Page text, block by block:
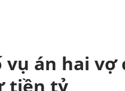
vụ án hai
tiền tỷ